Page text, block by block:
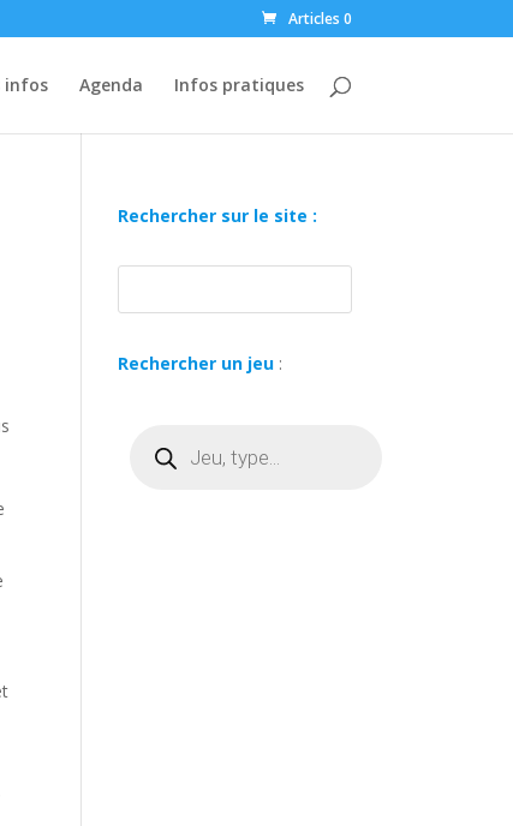
Articles 0
infos Agenda Infos pratiques
Rechercher sur le site :
Rechercher un jeu :
produits